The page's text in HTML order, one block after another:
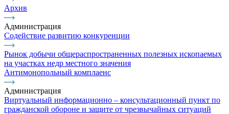
Архив
Администрация
Содействие развитию конкуренции
Рынок добычи общераспространенных полезных ископаемых
на участках недр местного значения
Антимонопольный комплаенс
Администрация
Виртуальный информационно – консультационный пункт по
гражданской обороне и защите от чрезвычайных ситуаций